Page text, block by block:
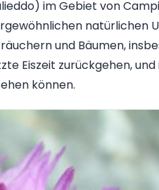
im Gebiet von
natürlichen
und Bäumen,
Eiszeit zurückgehen,
können.